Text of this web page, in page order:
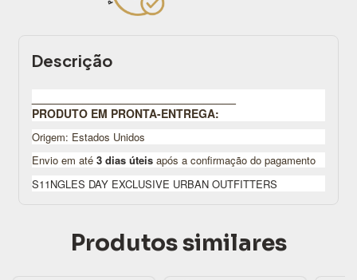
Descrição
PRODUTO EM PRONTA-ENTREGA:
Origem: Estados Unidos
Envio em até 3 dias úteis após a confirmação do pagamento
S11NGLES DAY EXCLUSIVE URBAN OUTFITTERS
Produtos similares